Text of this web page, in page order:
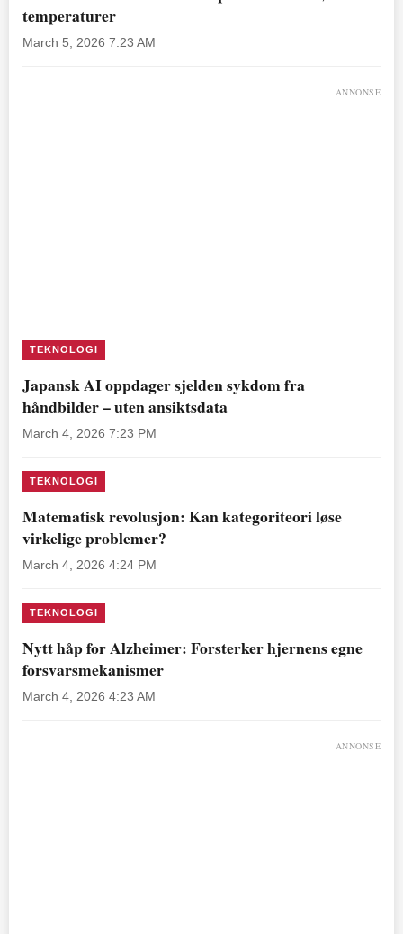
temperaturer
March 5, 2026 7:23 AM
ANNONSE
TEKNOLOGI
Japansk AI oppdager sjelden sykdom fra
håndbilder – uten ansiktsdata
March 4, 2026 7:23 PM
TEKNOLOGI
Matematisk revolusjon: Kan kategoriteori løse
virkelige problemer?
March 4, 2026 4:24 PM
TEKNOLOGI
Nytt håp for Alzheimer: Forsterker hjernens egne
forsvarsmekanismer
March 4, 2026 4:23 AM
ANNONSE